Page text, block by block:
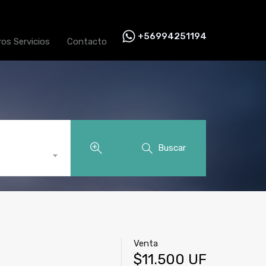
Servicios Contacto +56994251194
Buscar
Venta
$11.500 UF